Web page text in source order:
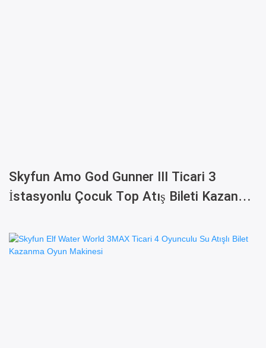
Skyfun Amo God Gunner III Ticari 3
İstasyonlu Çocuk Top Atış Bileti Kazanma